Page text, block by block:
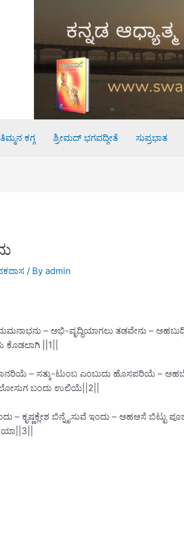
ಕಗ್ಗ ಶ್ರೀಮದ್ ಭಗವದ್ಗೀತೆ ಸುಪ್ರಭಾತ
/ Byadmin
– ಅಭಿ-ವೃದ್ಧಿಯಾಗಲು ತಡವೇನು –
||1||
– ಸತ್ಕು-ಟುಂಬ ಎಂಬುದು ಹೊಸಪರಿಯೆ –
ಬಂದು ಉಲಿಯೆ||2||
– ಕೃಷ್ಣಕ್ಲೇಶ ಬಿನ್ನೈಸುವೆ ಇಂದು – ಅಹಆಸೆ ಬಿಟ್ಟು